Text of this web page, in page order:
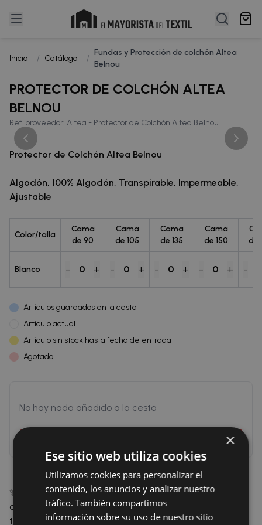
Inicio / Catálogo /
Fundas y Protección de colchón Altea
Belnou
PROTECTOR DE COLCHÓN ALTEA
BELNOU
Ref. proveedor: Altea - Protector de Colchón Altea Belnou
Protector de Colchón Altea Belnou
Algodón, 100% Algodón, Transpirable, Impermeable,
Ajustable
Color/talla
Cama
de 90
Cama
de 105
Cama
de 135
Cama
de 150
de
Blanco - 0 + - 0 + - 0 + - 0 + -
Artículos guardados en la cesta
Artículo actual
Artículo sin stock hasta fecha de entrada
Agotado
No hay nada añadido a la cesta
✨ El protector de colchón Altea de Belnou está
confeccionado en tela 100% algodón, ofreciendo un
tacto natural, suave y agradable al descanso. Su diseño
×
Ese sitio web utiliza cookies
Utilizamos cookies para personalizar el
contenido, los anuncios y analizar nuestro
tráfico. También compartimos
información sobre su uso de nuestro sitio